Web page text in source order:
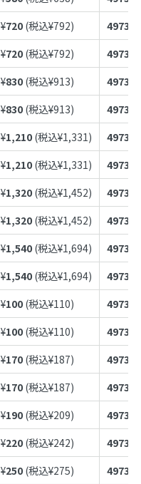
¥720 (税込¥792)
¥720 (税込¥792)
¥830 (税込¥913)
¥830 (税込¥913)
¥1,210 (税込¥1,331)
¥1,210 (税込¥1,331)
¥1,320 (税込¥1,452)
¥1,320 (税込¥1,452)
¥1,540 (税込¥1,694)
¥1,540 (税込¥1,694)
¥100 (税込¥110)
¥100 (税込¥110)
¥170 (税込¥187)
¥170 (税込¥187)
¥190 (税込¥209)
¥220 (税込¥242)
¥250 (税込¥275)